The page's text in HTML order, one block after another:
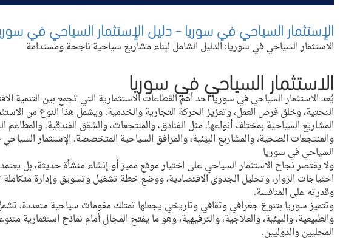
الإستثمار السياحي في سوريا - دليل الإستثمار السياحي في
الاستثمار السياحي في سوريا: الدليل الشامل لبناء مشاريع سياحية ناجحة ومستدامة
الاستثمار السياحي في سوريا
يُعد الاستثمار السياحي في سوريا أحد أهم القطاعات الاستثمارية التي تجمع بين التنمية
التحتية، وخلق فرص العمل، وتعزيز الحركة التجارية والخدمية. ويشمل هذا النوع من
المشاريع السياحية بمختلف أنواعها، مثل الفنادق، والمنتجعات، والشقق الفندقية، والمطاعم
والمنتجعات الصحية، والمشاريع البيئية، والمرافق السياحية المتخصصة. الإستثمار
السياحي في سوريا
ولا يقتصر نجاح الاستثمار السياحي على اختيار موقع مميز أو إنشاء منشأة حديثة، بل
احتياجات الزوار، وتحليل الجدوى الاقتصادية، ووضع خطة تشغيل وتسويق وإدارة
وقدرته على المنافسة.
وتتميز سوريا بتنوع جغرافي وثقافي وتاريخي يجعلها تمتلك مقومات سياحية متعددة، تشمل
والطبيعية، والبيئية، والعلاجية، والترفيهية، وهو ما يفتح المجال أمام نماذج استثمارية
المحليين والدوليين.